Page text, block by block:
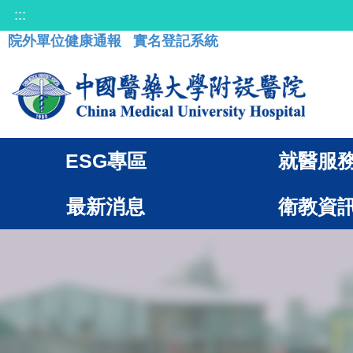
:::
院外單位健康通報
實名登記系統
ESG專區 就醫服
最新消息 衛教資